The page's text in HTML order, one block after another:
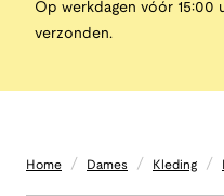
Op werkdagen vóór 15:00
verzonden.
Home / Dames / Kleding /